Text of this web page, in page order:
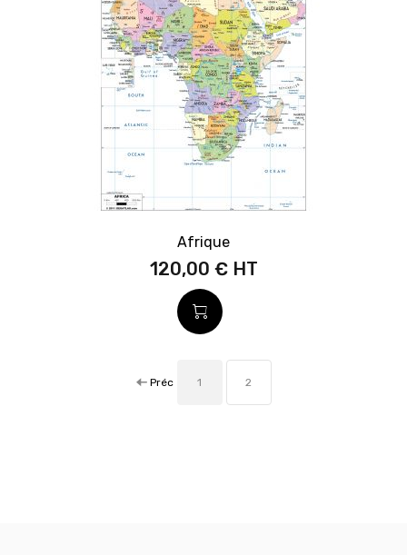
Afrique
120,00 €
Préc 1 2